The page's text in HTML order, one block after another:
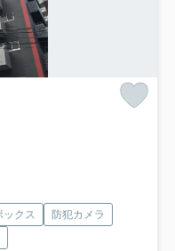
ックス
防犯カメラ